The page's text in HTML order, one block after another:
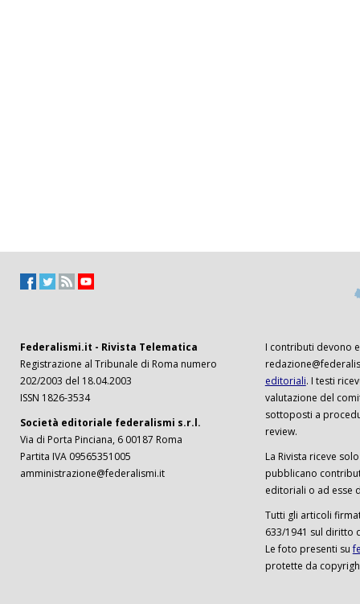
Federalismi.it - Rivista Telematica
Registrazione al Tribunale di Roma numero
202/2003 del 18.04.2003
ISSN 1826-3534
Società editoriale federalismi s.r.l.
Via di Porta Pinciana, 6 00187 Roma
Partita IVA 09565351005
amministrazione@federalismi.it
I contributi devono
editoriali. I testi
valutazione del
sottoposti a
review.
La Rivista riceve
pubblicano
editoriali o ad esse
Tutti gli articoli
633/1941 sul diritto
Le foto presenti su
protette da